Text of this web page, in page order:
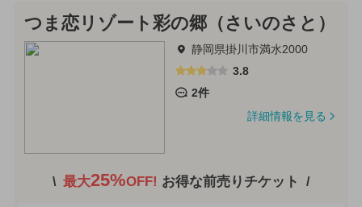
つま恋リゾート彩の郷（さいのさと）
静岡県掛川市満水2000
3.8
2件
詳細情報を見る
最大25%OFF! お得な前売りチケット